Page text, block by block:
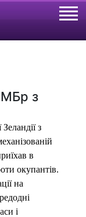
з
з
в
окупантів.
на
і